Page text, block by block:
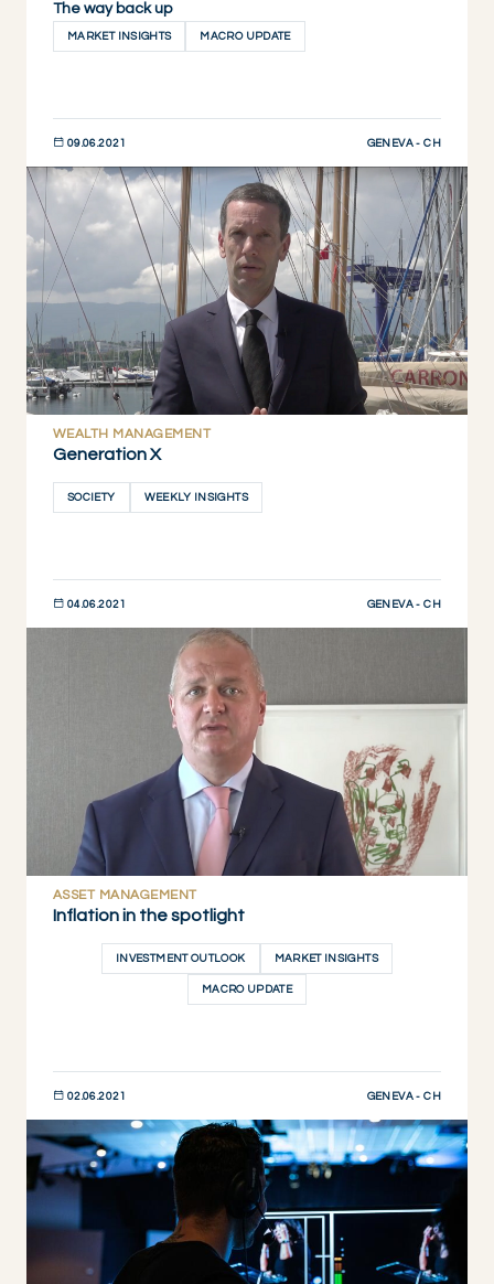
The way back up
MARKET INSIGHTS MACRO UPDATE
09.06.2021 GENEVA - CH
JETZT ENTDECKEN
WEALTH MANAGEMENT
Generation X
SOCIETY WEEKLY INSIGHTS
04.06.2021 GENEVA - CH
ASSET MANAGEMENT
Inflation in the spotlight
INVESTMENT OUTLOOK MARKET INSIGHTS
MACRO UPDATE
02.06.2021 GENEVA - CH
JETZT ENTDECKEN